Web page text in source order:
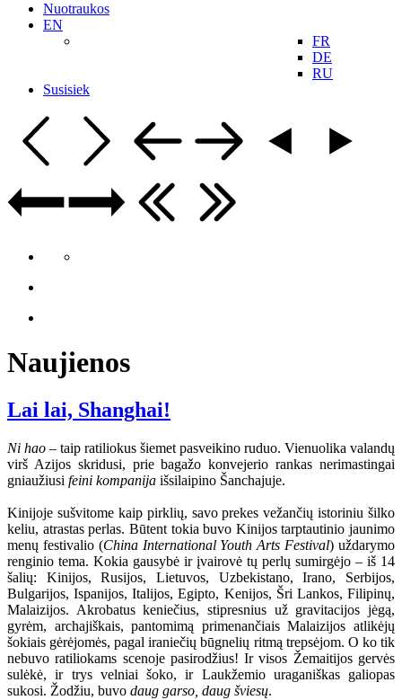
Nuotraukos
EN
FR
DE
RU
Susisiek
Naujienos
Lai lai, Shanghai!
Ni hao – taip ratiliokus šiemet pasveikino ruduo. Vienuolika valandų
virš Azijos skridusi, prie bagažo konvejerio rankas nerimastingai
gniaužiusi feini kompanija išsilaipino Šanchajuje.
Kinijoje sušvitome kaip pirklių, savo prekes vežančių istoriniu šilko
keliu, atrastas perlas. Būtent tokia buvo Kinijos tarptautinio jaunimo
menų festivalio (China International Youth Arts Festival) uždarymo
renginio tema. Kokia gausybė ir įvairovė tų perlų sumirgėjo – iš 14
šalių: Kinijos, Rusijos, Lietuvos, Uzbekistano, Irano, Serbijos,
Bulgarijos, Ispanijos, Italijos, Egipto, Kenijos, Šri Lankos, Filipinų,
Malaizijos. Akrobatus keniečius, stipresnius už gravitacijos jėgą,
gyrėm, archajiškais, pantomimą primenančiais Malaizijos atlikėjų
šokiais gėrėjomės, pagal iraniečių būgnelių ritmą trepsėjom. O ko tik
nebuvo ratiliokams scenoje pasirodžius! Ir visos Žemaitijos gervės
sulėkė, ir trys velniai šoko, ir Laukžemio uraganiškas galiopas
sukosi. Žodžiu, buvo daug garso, daug šviesų.